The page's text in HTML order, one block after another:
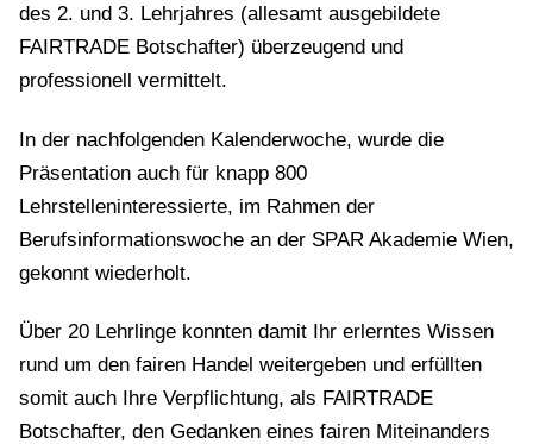
des 2. und 3. Lehrjahres (allesamt ausgebildete
FAIRTRADE Botschafter) überzeugend und
professionell vermittelt.
In der nachfolgenden Kalenderwoche, wurde die
Präsentation auch für knapp 800
Lehrstelleninteressierte, im Rahmen der
Berufsinformationswoche an der SPAR Akademie Wien,
gekonnt wiederholt.
Über 20 Lehrlinge konnten damit Ihr erlerntes Wissen
rund um den fairen Handel weitergeben und erfüllten
somit auch Ihre Verpflichtung, als FAIRTRADE
Botschafter, den Gedanken eines fairen Miteinanders